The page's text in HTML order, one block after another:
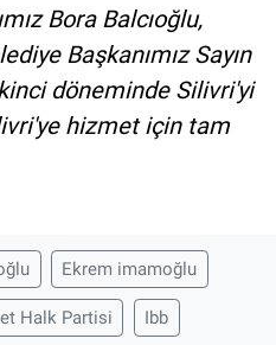
Bora Balcıoğlu,
Başkanımız Sayın
döneminde Silivri'yi
hizmet için tam
Ekrem imamoğlu
Halk Partisi Ibb